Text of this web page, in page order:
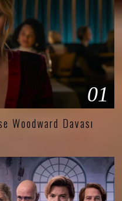
01
Woodward Davası